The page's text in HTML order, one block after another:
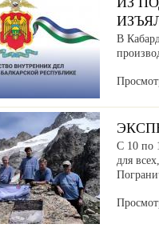
В
С 10 по
для